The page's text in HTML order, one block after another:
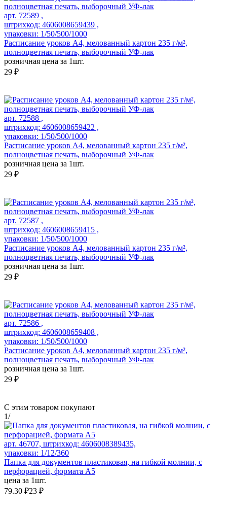
арт. 72589 ,
штрихкод: 4606008659439 ,
упаковки: 1/50/500/1000
Расписание уроков А4, мелованный картон 235 г/м²,
полноцветная печать, выборочный УФ-лак
розничная цена за 1шт.
29 ₽
арт. 72588 ,
штрихкод: 4606008659422 ,
упаковки: 1/50/500/1000
Расписание уроков А4, мелованный картон 235 г/м²,
полноцветная печать, выборочный УФ-лак
розничная цена за 1шт.
29 ₽
арт. 72587 ,
штрихкод: 4606008659415 ,
упаковки: 1/50/500/1000
Расписание уроков А4, мелованный картон 235 г/м²,
полноцветная печать, выборочный УФ-лак
розничная цена за 1шт.
29 ₽
арт. 72586 ,
штрихкод: 4606008659408 ,
упаковки: 1/50/500/1000
Расписание уроков А4, мелованный картон 235 г/м²,
полноцветная печать, выборочный УФ-лак
розничная цена за 1шт.
29 ₽
С этим товаром покупают
1/
арт. 46707, штрихкод: 4606008389435,
упаковки: 1/12/360
Папка для документов пластиковая, на гибкой молнии, с
перфорацией, формата А5
цена за 1шт.
79.30 ₽23 ₽